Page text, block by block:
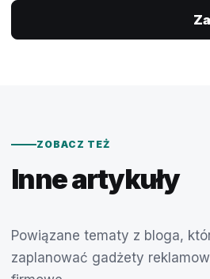
ZOBACZ TEŻ
Inne artykuły
Powiązane tematy z bloga,
zaplanować gadżety